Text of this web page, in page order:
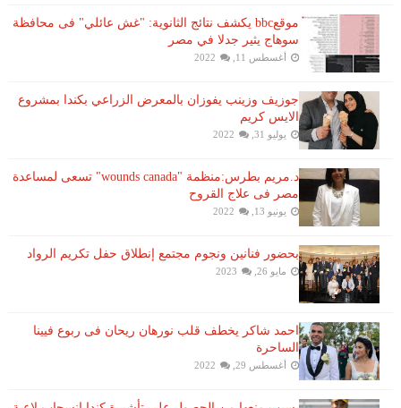
موقعbbc يكشف نتائج الثانوية: "غش عائلي" فى محافظة
سوهاج يثير جدلا في مصر
أغسطس 11, 2022
جوزيف وزينب يفوزان بالمعرض الزراعي بكندا بمشروع
الايس كريم
يوليو 31, 2022
د.مريم بطرس:منظمة "wounds canada" تسعى لمساعدة
مصر فى علاج القروح
يونيو 13, 2022
بحضور فنانين ونجوم مجتمع إنطلاق حفل تكريم الرواد
مايو 26, 2023
احمد شاكر يخطف قلب نورهان ريحان فى ربوع فيينا
الساحرة
أغسطس 29, 2022